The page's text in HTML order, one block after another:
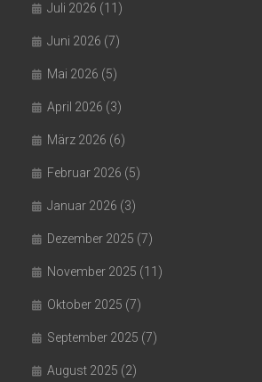
Juli 2026 (11)
Juni 2026 (7)
Mai 2026 (5)
April 2026 (3)
März 2026 (6)
Februar 2026 (5)
Januar 2026 (3)
Dezember 2025 (7)
November 2025 (11)
Oktober 2025 (7)
September 2025 (7)
August 2025 (2)